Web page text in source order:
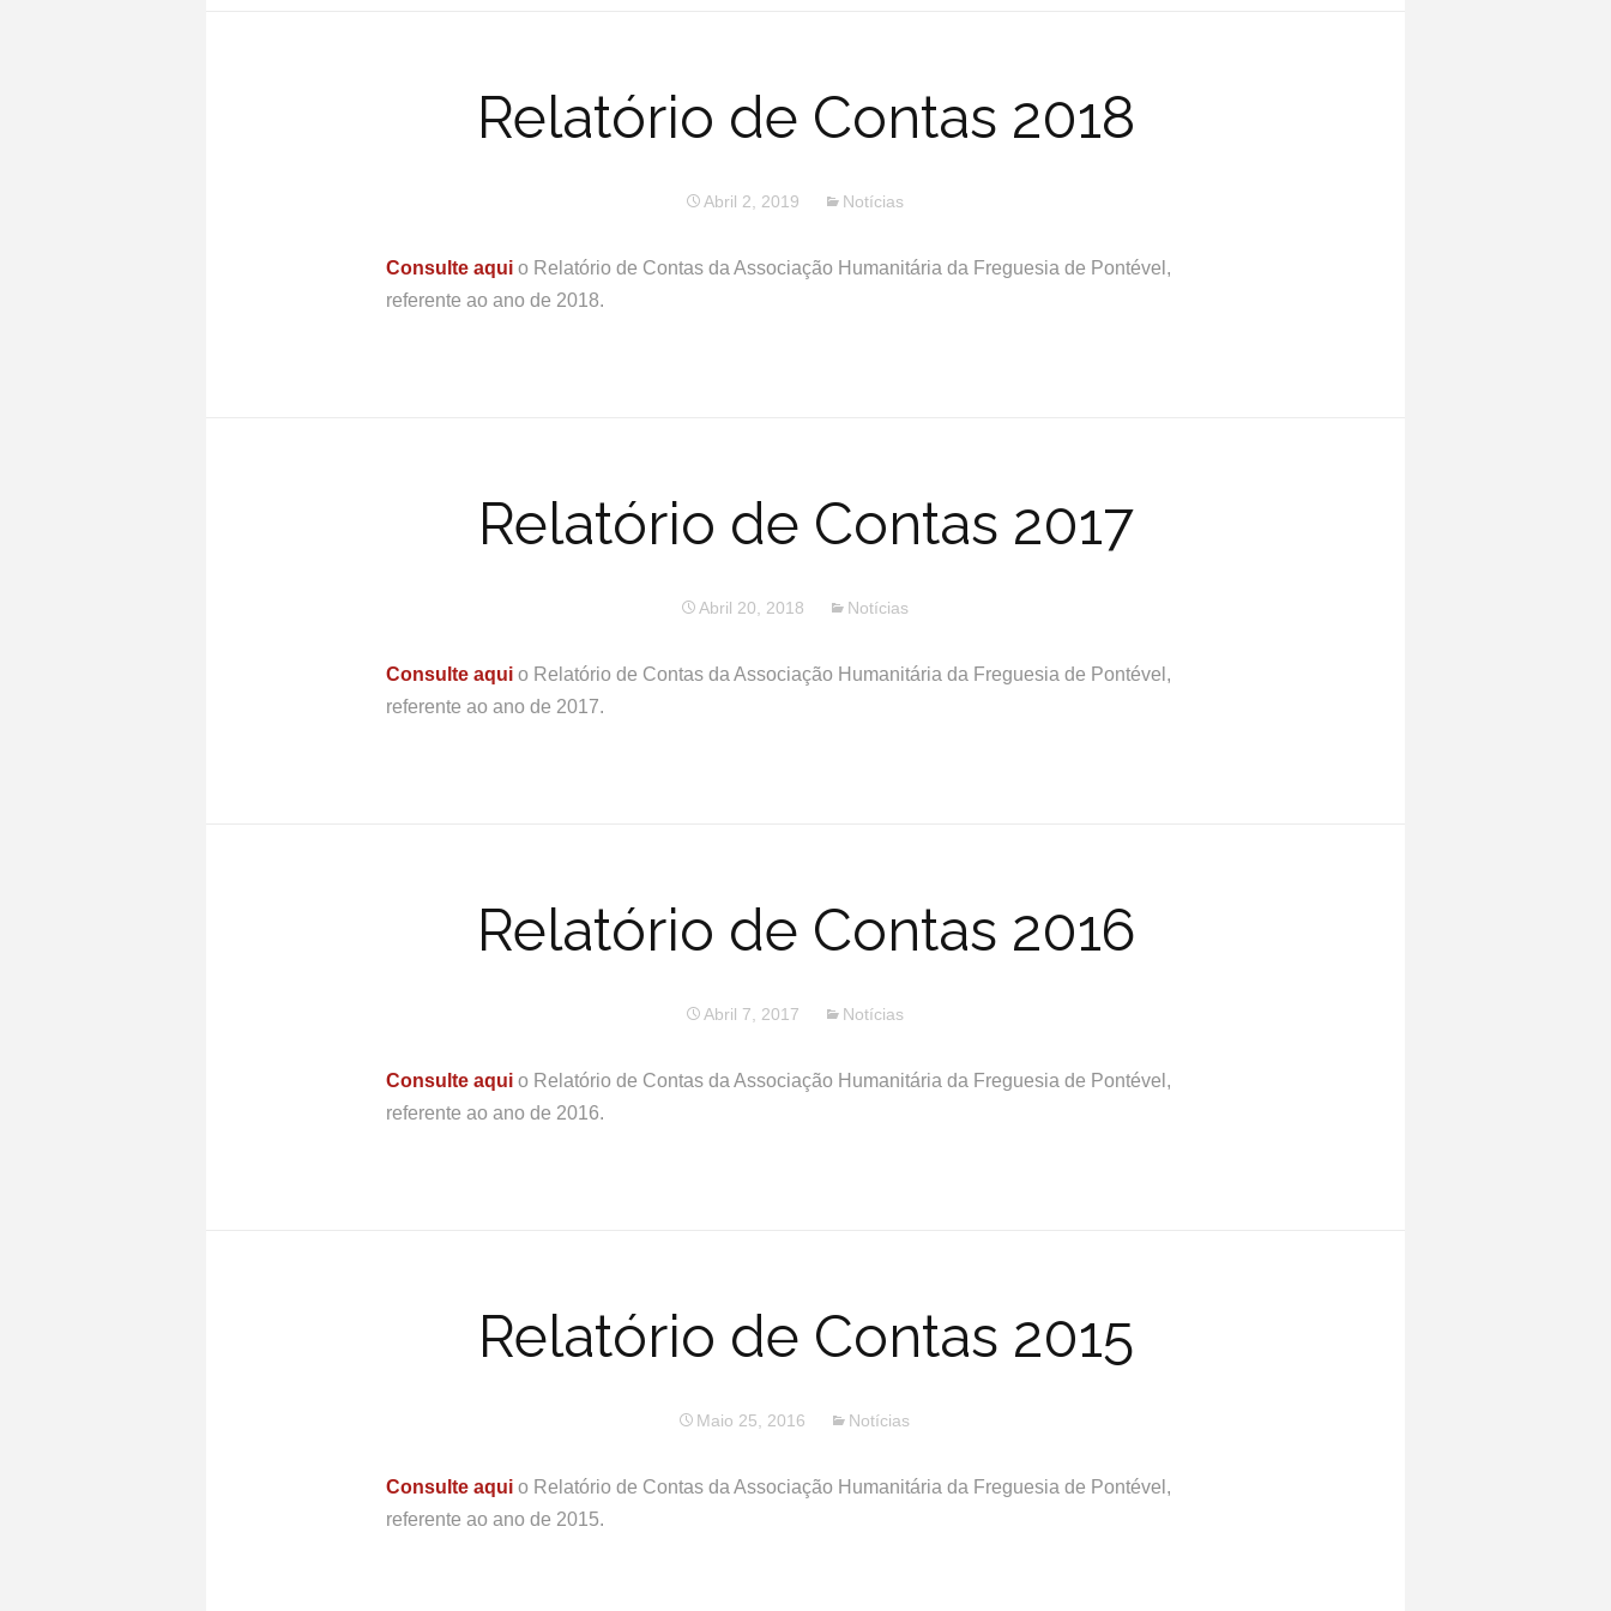
Relatório de Contas 2018
Abril 2, 2019 Notícias
Consulte aqui o Relatório de Contas da Associação Humanitária da Freguesia de Pontével,
referente ao ano de 2018.
Relatório de Contas 2017
Abril 20, 2018 Notícias
Consulte aqui o Relatório de Contas da Associação Humanitária da Freguesia de Pontével,
referente ao ano de 2017.
Relatório de Contas 2016
Abril 7, 2017 Notícias
Consulte aqui o Relatório de Contas da Associação Humanitária da Freguesia de Pontével,
referente ao ano de 2016.
Relatório de Contas 2015
Maio 25, 2016 Notícias
Consulte aqui o Relatório de Contas da Associação Humanitária da Freguesia de Pontével,
referente ao ano de 2015.